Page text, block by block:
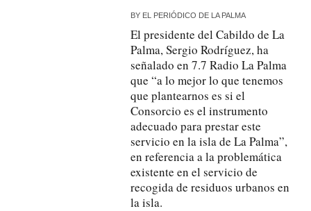
BY EL PERIÓDICO DE LA PALMA
El presidente del Cabildo de La
Palma, Sergio Rodríguez, ha
señalado en 7.7 Radio La Palma
que “a lo mejor lo que tenemos
que plantearnos es si el
Consorcio es el instrumento
adecuado para prestar este
servicio en la isla de La Palma”,
en referencia a la problemática
existente en el servicio de
recogida de residuos urbanos en
la isla.